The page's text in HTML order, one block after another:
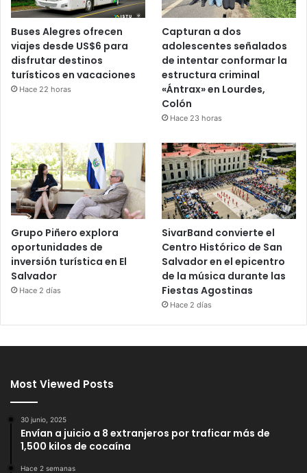
Buses Alegres ofrecen
viajes desde US$6 para
disfrutar destinos
turísticos en vacaciones
Hace 22 horas
Capturan a dos
adolescentes señalados
de intentar conformar la
estructura criminal
«Ántrax» en Lourdes,
Colón
Hace 23 horas
Grupo Piñero explora
oportunidades de
inversión turística en El
Salvador
Hace 2 días
SivarBand convierte el
Centro Histórico de San
Salvador en el epicentro
de la música durante las
Fiestas Agostinas
Hace 2 días
Most Viewed Posts
30 junio, 2025
Envían a juicio a 8 extranjeros por traficar más de
1,500 kilos de cocaína
Hace 2 semanas